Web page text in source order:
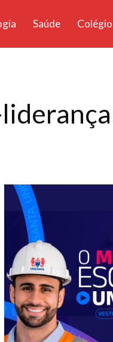
Saúde Colégio